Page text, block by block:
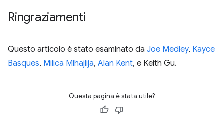
Ringraziamenti
Questo articolo è stato esaminato da Joe Medley, Kayce
Basques, Milica Mihajlija, Alan Kent, e Keith Gu.
Questa pagina è stata utile?